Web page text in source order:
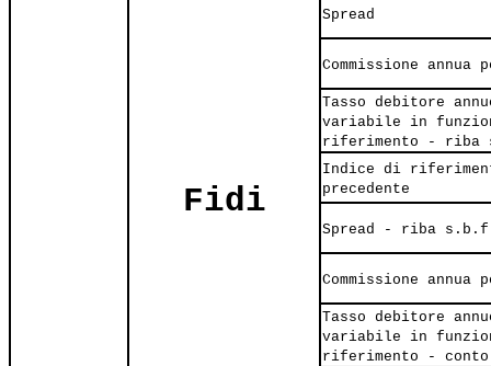
Fidi
Spread
Commissione
Tasso debitore
variabile in
riferimento -
Indice di
precedente
Spread - riba
Commissione
Tasso debitore
variabile in
riferimento -